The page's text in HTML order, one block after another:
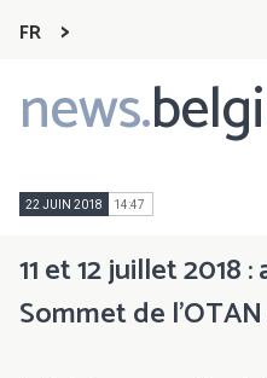
FR
news.
Main
navigation
22 JUIN 2018 14:47
11 et 12 juillet 2018
Sommet de